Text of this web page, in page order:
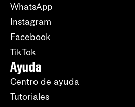
WhatsApp
Instagram
Facebook
TikTok
Ayuda
Centro de ayuda
Tutoriales